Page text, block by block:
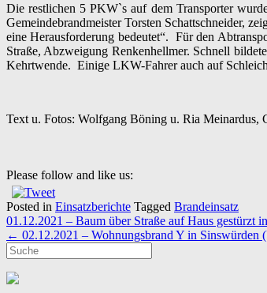
Die restlichen 5 PKW`s auf dem Transporter
Gemeindebrandmeister Torsten Schattschneider,
eine Herausforderung bedeutet“. Für den
Straße, Abzweigung Renkenhellmer. Schnell
Kehrtwende. Einige LKW-Fahrer auch auf
Text u. Fotos: Wolfgang Böning u. Ria Meinardus,
Please follow and like us:
Posted in Einsatzberichte Tagged Brandeinsatz
Post
navigation
01.12.2021 – Baum über Straße auf Haus gestürzt
← 02.12.2021 – Wohnungsbrand Y in Sinswürden